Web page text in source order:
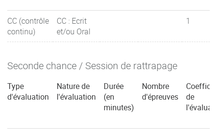
CC (contrôle
continu)
CC : Ecrit
et/ou Oral
1
Seconde chance / Session de rattrapage
Type
d'évaluation
Nature de
l'évaluation
Durée
(en
minutes)
Nombre
d'épreuves
de